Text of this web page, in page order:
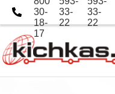
30-
18-
17
33-
22
33-
22